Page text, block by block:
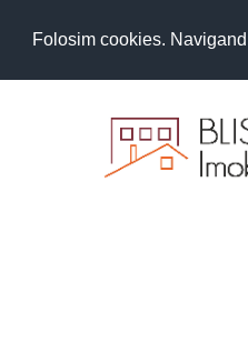
Folosim cookies.